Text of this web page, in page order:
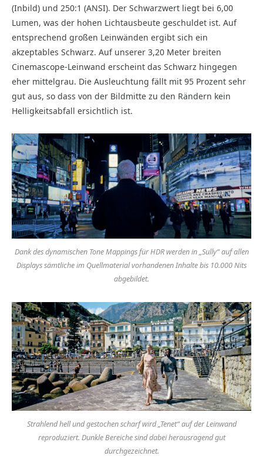
(Inbild) und 250:1 (ANSI). Der Schwarzwert liegt bei 6,00
Lumen, was der hohen Lichtausbeute geschuldet ist. Auf
entsprechend großen Leinwänden ergibt sich ein
akzeptables Schwarz. Auf unserer 3,20 Meter breiten
Cinemascope-Leinwand erscheint das Schwarz hingegen
eher mittelgrau. Die Ausleuchtung fällt mit 95 Prozent sehr
gut aus, so dass von der Bildmitte zu den Rändern kein
Helligkeitsabfall ersichtlich ist.
Dank des dynamischen Tone Mappings für HDR werden in „Sully“ auf allen
Displays sämtliche im Quellmaterial vorhandenen Inhalte bis 10.000 Nits
abgebildet.
Strahlend hell und gestochen scharf wird „Tenet“ auf der Leinwand
reproduziert. Dunkle Bereiche sind dabei herausragend gut
durchgezeichnet.